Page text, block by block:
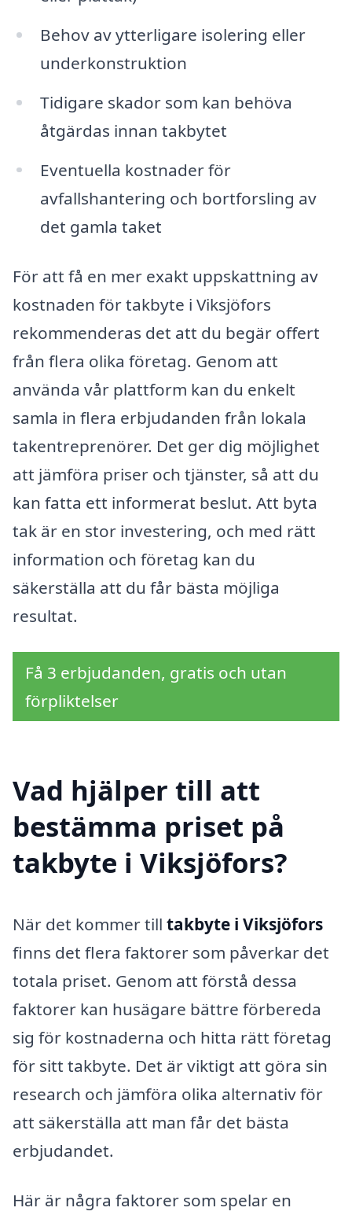
Behov av ytterligare isolering eller
underkonstruktion
Tidigare skador som kan behöva
åtgärdas innan takbytet
Eventuella kostnader för
avfallshantering och bortforsling av
det gamla taket
För att få en mer exakt uppskattning av
kostnaden för takbyte i Viksjöfors
rekommenderas det att du begär offert
från flera olika företag. Genom att
använda vår plattform kan du enkelt
samla in flera erbjudanden från lokala
takentreprenörer. Det ger dig möjlighet
att jämföra priser och tjänster, så att du
kan fatta ett informerat beslut. Att byta
tak är en stor investering, och med rätt
information och företag kan du
säkerställa att du får bästa möjliga
resultat.
Få 3 erbjudanden, gratis och utan
förpliktelser
Vad hjälper till att
bestämma priset på
takbyte i Viksjöfors?
När det kommer till takbyte i Viksjöfors
finns det flera faktorer som påverkar det
totala priset. Genom att förstå dessa
faktorer kan husägare bättre förbereda
sig för kostnaderna och hitta rätt företag
för sitt takbyte. Det är viktigt att göra sin
research och jämföra olika alternativ för
att säkerställa att man får det bästa
erbjudandet.
Här är några faktorer som spelar en